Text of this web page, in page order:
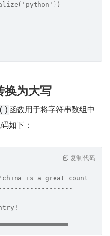
换为大写
函数用于将字符串数组中
如下：
is a great
复制代码